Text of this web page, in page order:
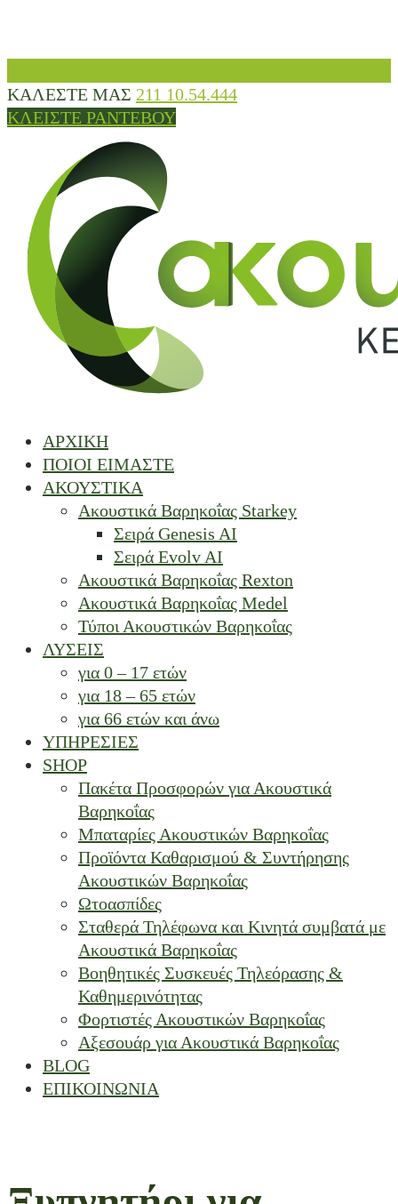
ΚΑΛΕΣΤΕ ΜΑΣ 211 10.54.444
ΚΛΕΙΣΤΕ ΡΑΝΤΕΒΟΥ
ΑΡΧΙΚΗ
ΠΟΙΟΙ ΕΙΜΑΣΤΕ
ΑΚΟΥΣΤΙΚΑ
Ακουστικά Βαρηκοΐας Starkey
Σειρά Genesis AI
Σειρά Evolv AI
Ακουστικά Βαρηκοΐας Rexton
Ακουστικά Βαρηκοΐας Medel
Τύποι Ακουστικών Βαρηκοΐας
ΛΥΣΕΙΣ
για 0 – 17 ετών
για 18 – 65 ετών
για 66 ετών και άνω
ΥΠΗΡΕΣΙΕΣ
SHOP
Πακέτα Προσφορών για Ακουστικά
Βαρηκοΐας
Μπαταρίες Ακουστικών Βαρηκοΐας
Προϊόντα Καθαρισμού & Συντήρησης
Ακουστικών Βαρηκοΐας
Ωτοασπίδες
Σταθερά Τηλέφωνα και Κινητά συμβατά με
Ακουστικά Βαρηκοΐας
Βοηθητικές Συσκευές Τηλεόρασης &
Καθημερινότητας
Φορτιστές Ακουστικών Βαρηκοΐας
Αξεσουάρ για Ακουστικά Βαρηκοΐας
BLOG
ΕΠΙΚΟΙΝΩΝΙΑ